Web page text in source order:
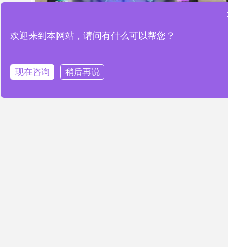
欢迎来到本网站，请问有什么可以帮您？
现在咨询 稍后再说